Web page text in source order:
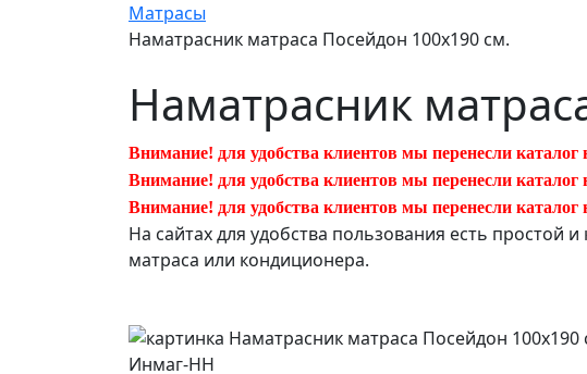
Матрасы
Наматрасник матраса Посейдон 100х190 см.
Наматрасник
Внимание! для удобства клиентов мы перенесли
Внимание! для удобства клиентов мы перенесли
Внимание! для удобства клиентов мы перенесли
На сайтах для удобства пользования есть простой
матраса или кондиционера.